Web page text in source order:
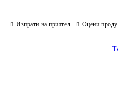
Изпрати на приятел Оцени